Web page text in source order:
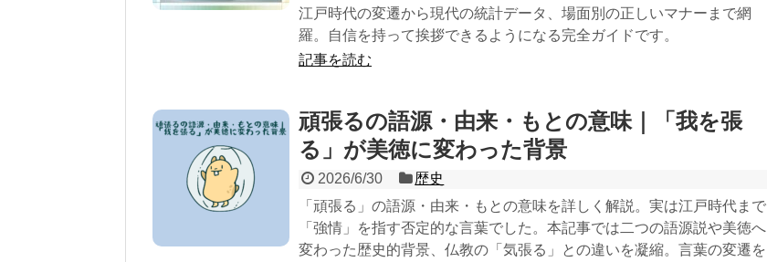
江戸時代の変遷から現代の統計データ、場面別の正しいマナーまで網
羅。自信を持って挨拶できるようになる完全ガイドです。
記事を読む
頑張るの語源・由来・もとの意味｜「我を張
る」が美徳に変わった背景
2026/6/30
歴史
「頑張る」の語源・由来・もとの意味を詳しく解説。実は江戸時代まで
「強情」を指す否定的な言葉でした。本記事では二つの語源説や美徳へ
変わった歴史的背景、仏教の「気張る」との違いを凝縮。言葉の変遷を